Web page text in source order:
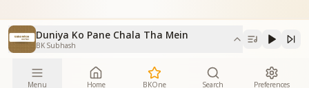
Duniya Ko Pane Chala Tha Mein
BK Subhash
Menu Home BKOne Search Preferences